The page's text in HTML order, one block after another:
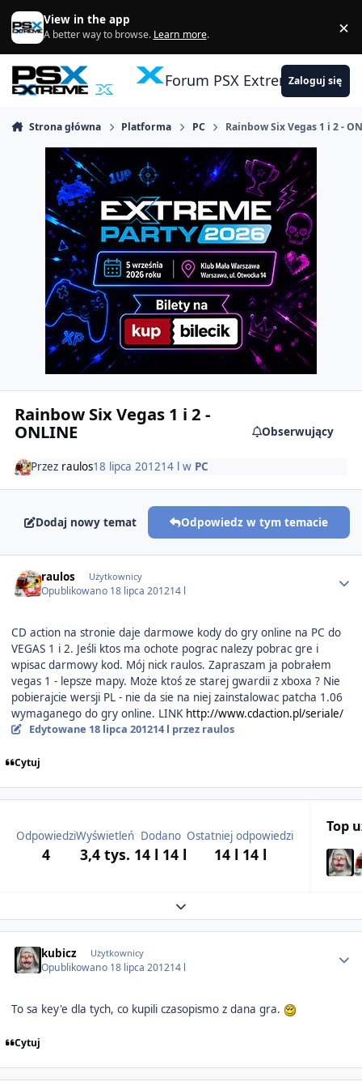
Skocz do zawartości
View in the app
A better way to browse. Learn more. ×
Forum PSX ExtremeZaloguj się
Strona główna Platforma PC Rainbow Six Vegas 1 i 2 -
Rainbow Six Vegas 1 i 2 -
ONLINE Obserwujący
Przez raulos18 lipca 201214 l w PC
Dodaj nowy temat Odpowiedz w tym temacie
raulos Użytkownicy
Opublikowano 18 lipca 201214 l
CD action na stronie daje darmowe kody do gry online na PC do
VEGAS 1 i 2. Jeśli ktos ma ochote pograc nalezy pobrac gre i
wpisac darmowy kod. Mój nick raulos. Zapraszam ja pobrałem
vegas 1 - lepsze mapy. Może ktoś ze starej gwardii z xboxa ? Nie
pobierajcie wersji PL - nie da sie na niej zainstalowac patcha 1.06
wymaganego do gry online. LINK http://www.cdaction.pl/seriale/
Edytowane 18 lipca 201214 l przez raulos
Cytuj
Odpowiedzi
4
Wyświetleń
3,4 tys.
Dodano
14 l 14 l
Ostatniej odpowiedzi
14 l 14 l
Top
Expand topic overview
kubicz Użytkownicy
Opublikowano 18 lipca 201214 l
To sa key'e dla tych, co kupili czasopismo z dana gra.
Cytuj